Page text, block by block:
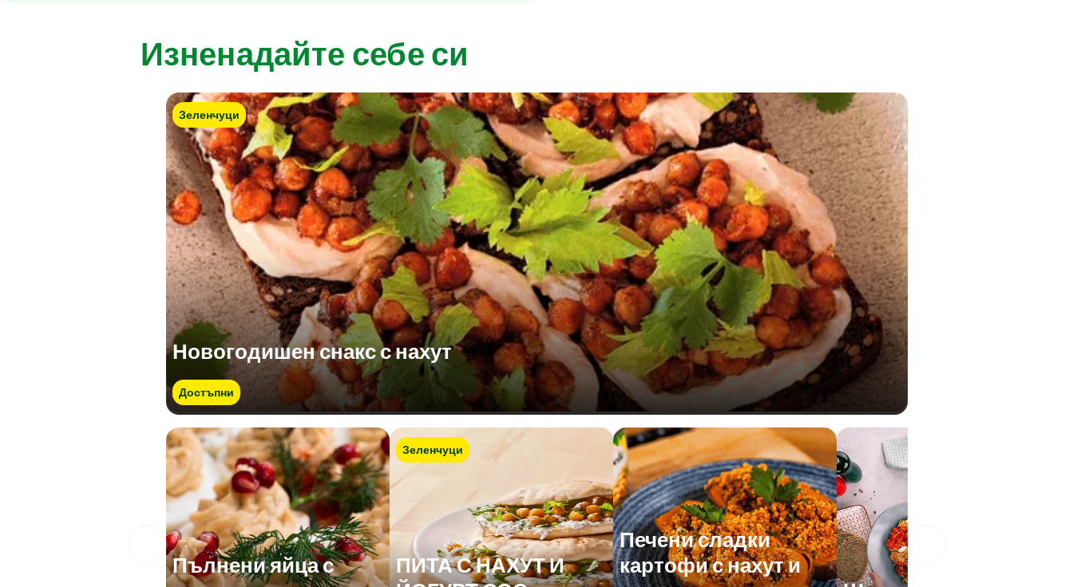
Изненадайте себе си
Зеленчуци
Новогодишен снакс с нахут
Достъпни
Пълнени яйца с
Зеленчуци
ПИТА С НАХУТ И
Печени сладки
картофи с нахут и